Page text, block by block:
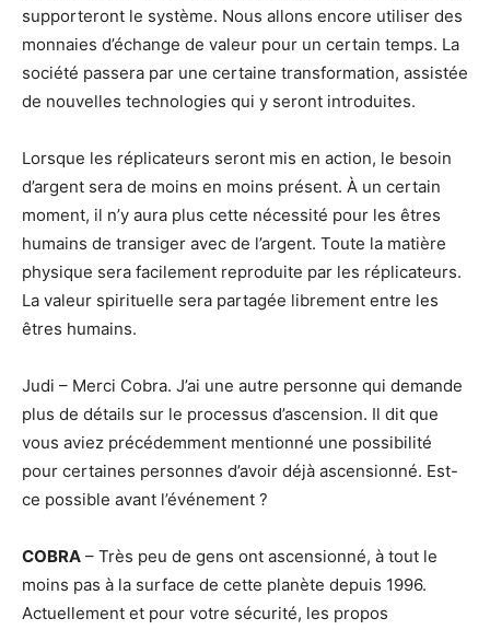
supporteront le système. Nous allons encore utiliser des
monnaies d’échange de valeur pour un certain temps. La
société passera par une certaine transformation, assistée
de nouvelles technologies qui y seront introduites.
Lorsque les réplicateurs seront mis en action, le besoin
d’argent sera de moins en moins présent. À un certain
moment, il n’y aura plus cette nécessité pour les êtres
humains de transiger avec de l’argent. Toute la matière
physique sera facilement reproduite par les réplicateurs.
La valeur spirituelle sera partagée librement entre les
êtres humains.
Judi – Merci Cobra. J’ai une autre personne qui demande
plus de détails sur le processus d’ascension. Il dit que
vous aviez précédemment mentionné une possibilité
pour certaines personnes d’avoir déjà ascensionné. Est-
ce possible avant l’événement ?
COBRA – Très peu de gens ont ascensionné, à tout le
moins pas à la surface de cette planète depuis 1996.
Actuellement et pour votre sécurité, les propos